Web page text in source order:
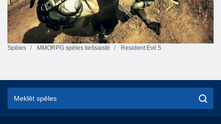
Spēles MMORPG spēles tiešsaistē Resident Evil 5